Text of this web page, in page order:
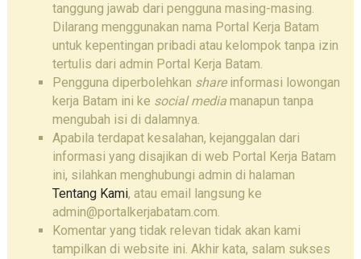
tanggung jawab dari pengguna masing-masing.
Dilarang menggunakan nama Portal Kerja Batam
untuk kepentingan pribadi atau kelompok tanpa izin
tertulis dari admin Portal Kerja Batam.
Pengguna diperbolehkan shareinformasi lowongan
kerja Batam ini ke social mediamanapun tanpa
mengubah isi di dalamnya.
Apabila terdapat kesalahan, kejanggalan dari
informasi yang disajikan di web Portal Kerja Batam
ini, silahkan menghubungi admin di halaman
Tentang Kami, atau email langsung ke
admin@portalkerjabatam.com.
Komentar yang tidak relevan tidak akan kami
tampilkan di website ini. Akhir kata, salam sukses